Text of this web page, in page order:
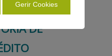
DE
Gerir Cookies